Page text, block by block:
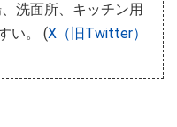
洗面所、キッチン用
い。 (X（旧Twitter）